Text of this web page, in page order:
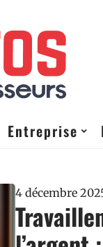
Entreprise
4 décembre